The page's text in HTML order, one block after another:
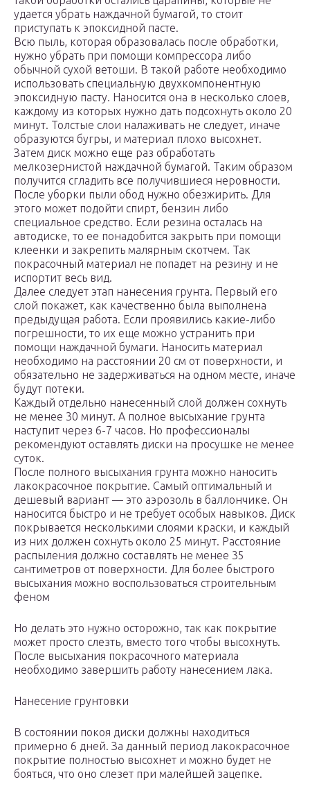
удается убрать наждачной бумагой, то стоит
приступать к эпоксидной пасте.
Всю пыль, которая образовалась после обработки,
нужно убрать при помощи компрессора либо
обычной сухой ветоши. В такой работе необходимо
использовать специальную двухкомпонентную
эпоксидную пасту. Наносится она в несколько слоев,
каждому из которых нужно дать подсохнуть около 20
минут. Толстые слои налаживать не следует, иначе
образуются бугры, и материал плохо высохнет.
Затем диск можно еще раз обработать
мелкозернистой наждачной бумагой. Таким образом
получится сгладить все получившиеся неровности.
После уборки пыли обод нужно обезжирить. Для
этого может подойти спирт, бензин либо
специальное средство. Если резина осталась на
автодиске, то ее понадобится закрыть при помощи
клеенки и закрепить малярным скотчем. Так
покрасочный материал не попадет на резину и не
испортит весь вид.
Далее следует этап нанесения грунта. Первый его
слой покажет, как качественно была выполнена
предыдущая работа. Если проявились какие-либо
погрешности, то их еще можно устранить при
помощи наждачной бумаги. Наносить материал
необходимо на расстоянии 20 см от поверхности, и
обязательно не задерживаться на одном месте, иначе
будут потеки.
Каждый отдельно нанесенный слой должен сохнуть
не менее 30 минут. А полное высыхание грунта
наступит через 6-7 часов. Но профессионалы
рекомендуют оставлять диски на просушке не менее
суток.
После полного высыхания грунта можно наносить
лакокрасочное покрытие. Самый оптимальный и
дешевый вариант — это аэрозоль в баллончике. Он
наносится быстро и не требует особых навыков. Диск
покрывается несколькими слоями краски, и каждый
из них должен сохнуть около 25 минут. Расстояние
распыления должно составлять не менее 35
сантиметров от поверхности. Для более быстрого
высыхания можно воспользоваться строительным
феном
Но делать это нужно осторожно, так как покрытие
может просто слезть, вместо того чтобы высохнуть.
После высыхания покрасочного материала
необходимо завершить работу нанесением лака.
Нанесение грунтовки
В состоянии покоя диски должны находиться
примерно 6 дней. За данный период лакокрасочное
покрытие полностью высохнет и можно будет не
бояться, что оно слезет при малейшей зацепке.